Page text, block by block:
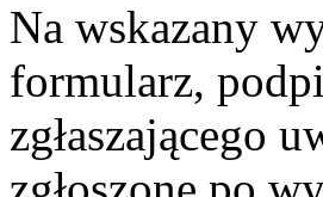
Na wskazany
formularz,
zgłaszającego